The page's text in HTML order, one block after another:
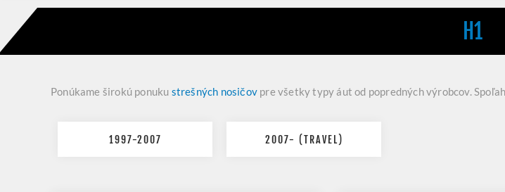
H1
Ponúkame širokú ponuku strešných nosičov pre všetky typy áut od popredných výrobcov.
1997-2007 2007- (TRAVEL)